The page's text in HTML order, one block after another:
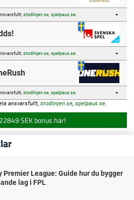
stodlinjen.se, spelpaus.se.
stodlinjen.se, spelpaus.se.
stodlinjen.se, spelpaus.se.
ansvarsfullt, stodlinjen.se, spelpaus.se.
SEK bonus här!
Premier League: Guide hur du bygger
lag i FPL